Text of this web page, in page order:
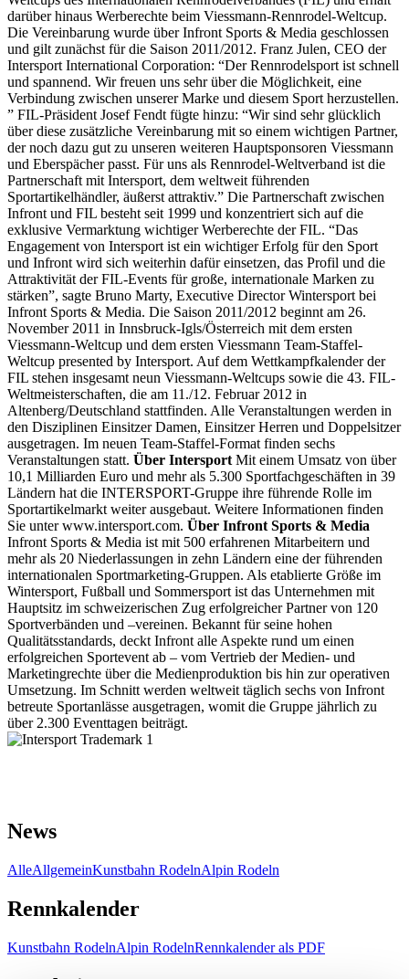
darüber hinaus Werberechte beim Viessmann-Rennrodel-Weltcup.
Die Vereinbarung wurde über Infront Sports & Media geschlossen
und gilt zunächst für die Saison 2011/2012. Franz Julen, CEO der
Intersport International Corporation: “Der Rennrodelsport ist schnell
und spannend. Wir freuen uns sehr über die Möglichkeit, eine
Verbindung zwischen unserer Marke und diesem Sport herzustellen.
” FIL-Präsident Josef Fendt fügte hinzu: “Wir sind sehr glücklich
über diese zusätzliche Vereinbarung mit so einem wichtigen Partner,
der noch dazu gut zu unseren weiteren Hauptsponsoren Viessmann
und Eberspächer passt. Für uns als Rennrodel-Weltverband ist die
Partnerschaft mit Intersport, dem weltweit führenden
Sportartikelhändler, äußerst attraktiv.” Die Partnerschaft zwischen
Infront und FIL besteht seit 1999 und konzentriert sich auf die
exklusive Vermarktung wichtiger Werberechte der FIL. “Das
Engagement von Intersport ist ein wichtiger Erfolg für den Sport
und Infront wird sich weiterhin dafür einsetzen, das Profil und die
Attraktivität der FIL-Events für große, internationale Marken zu
stärken”, sagte Bruno Marty, Executive Director Wintersport bei
Infront Sports & Media. Die Saison 2011/2012 beginnt am 26.
November 2011 in Innsbruck-Igls/Österreich mit dem ersten
Viessmann-Weltcup und dem ersten Viessmann Team-Staffel-
Weltcup presented by Intersport. Auf dem Wettkampfkalender der
FIL stehen insgesamt neun Viessmann-Weltcups sowie die 43. FIL-
Weltmeisterschaften, die am 11./12. Februar 2012 in
Altenberg/Deutschland stattfinden. Alle Veranstaltungen werden in
den Disziplinen Einsitzer Damen, Einsitzer Herren und Doppelsitzer
ausgetragen. Im neuen Team-Staffel-Format finden sechs
Veranstaltungen statt. Über Intersport Mit einem Umsatz von über
10,1 Milliarden Euro und mehr als 5.300 Sportfachgeschäften in 39
Ländern hat die INTERSPORT-Gruppe ihre führende Rolle im
Sportartikelmarkt weiter ausgebaut. Weitere Informationen finden
Sie unter www.intersport.com. Über Infront Sports & Media
Infront Sports & Media ist mit 500 erfahrenen Mitarbeitern und
mehr als 20 Niederlassungen in zehn Ländern eine der führenden
internationalen Sportmarketing-Gruppen. Als etablierte Größe im
Wintersport, Fußball und Sommersport ist das Unternehmen mit
Hauptsitz im schweizerischen Zug erfolgreicher Partner von 120
Sportverbänden und –vereinen. Bekannt für seine hohen
Qualitätsstandards, deckt Infront alle Aspekte rund um einen
erfolgreichen Sportevent ab – vom Vertrieb der Medien- und
Marketingrechte über die Medienproduktion bis hin zur operativen
Umsetzung. Im Schnitt werden weltweit täglich sechs von Infront
betreute Sportanlässe ausgetragen, womit die Gruppe jährlich zu
über 2.300 Eventtagen beiträgt.
News
AlleAllgemeinKunstbahn RodelnAlpin Rodeln
Rennkalender
Kunstbahn RodelnAlpin RodelnRennkalender als PDF